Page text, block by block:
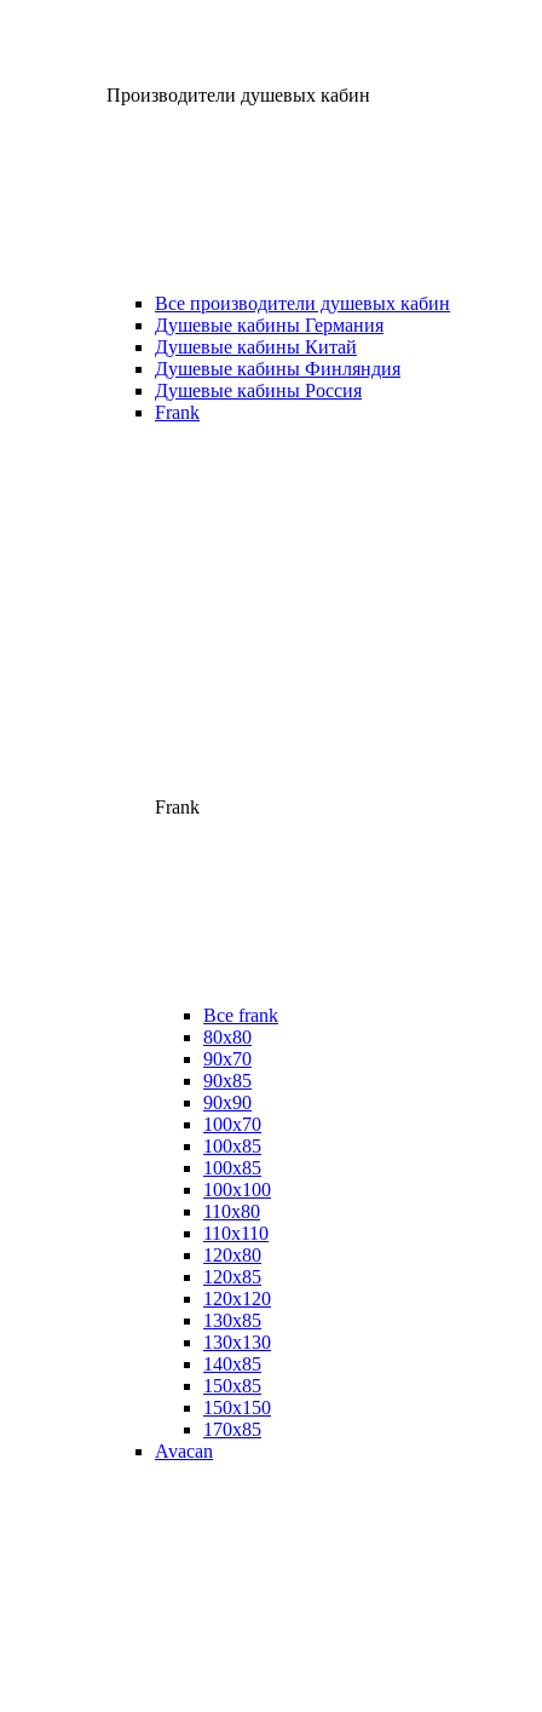
Производители душевых кабин
Все производители душевых кабин
Душевые кабины Германия
Душевые кабины Китай
Душевые кабины Финляндия
Душевые кабины Россия
Frank
Frank
Все frank
80х80
90х70
90х85
90х90
100х70
100х85
100х85
100х100
110х80
110х110
120х80
120х85
120х120
130х85
130х130
140х85
150х85
150х150
170х85
Avacan